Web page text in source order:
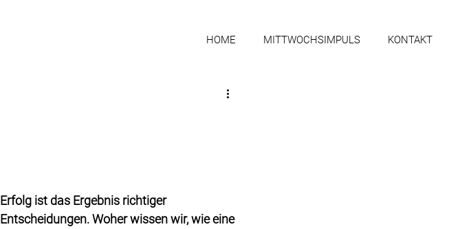
HOME MITTWOCHSIMPULS KONTAKT
Erfolg ist das Ergebnis richtiger
Entscheidungen. Woher wissen wir, wie eine